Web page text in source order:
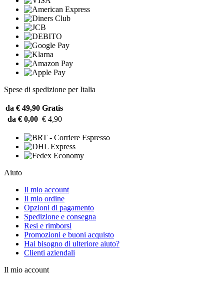
Spese di spedizione per Italia
da € 49,90 Gratis
da € 0,00 € 4,90
Aiuto
Il mio account
Il mio ordine
Opzioni di pagamento
Spedizione e consegna
Resi e rimborsi
Promozioni e buoni acquisto
Hai bisogno di ulteriore aiuto?
Clienti aziendali
Il mio account